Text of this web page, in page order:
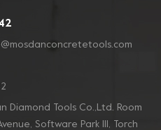
de las esquinas.
Diamond Tools Co.,Ltd. Room
Software Park Ill, Torch